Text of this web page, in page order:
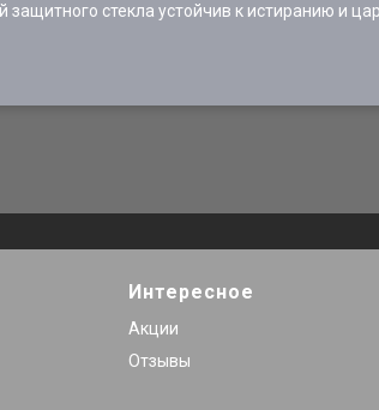
стекла устойчив к истиранию и
Интересное
Акции
Отзывы